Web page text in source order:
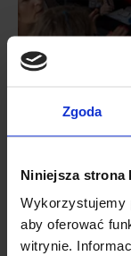
Zgoda
Niniejsza strona
Wykorzystujemy
aby oferować
witrynie.